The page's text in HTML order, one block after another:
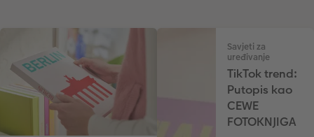
Savjeti za
uređivanje
TikTok trend:
Putopis kao
CEWE
FOTOKNJIGA